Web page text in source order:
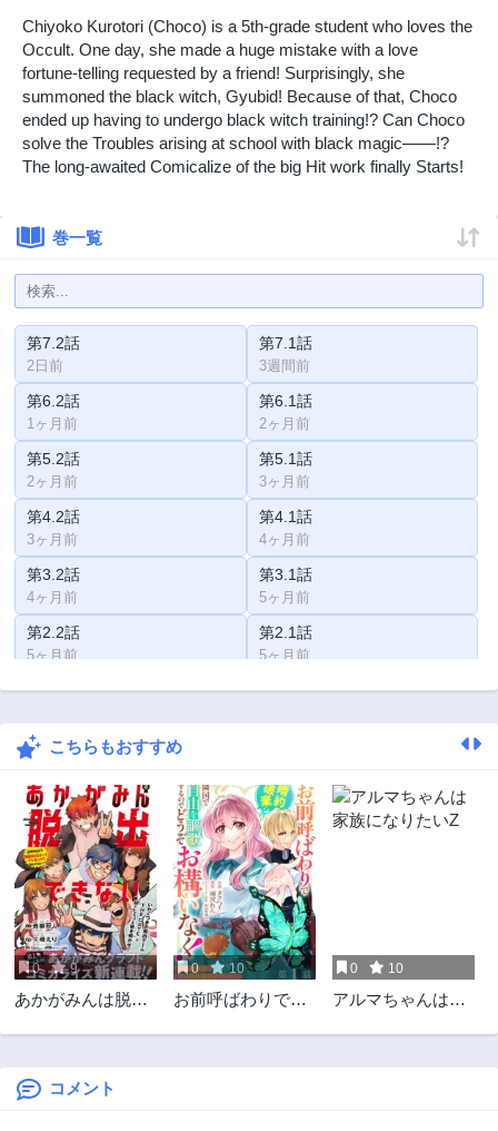
Chiyoko Kurotori (Choco) is a 5th-grade student who loves the
Occult. One day, she made a huge mistake with a love
fortune-telling requested by a friend! Surprisingly, she
summoned the black witch, Gyubid! Because of that, Choco
ended up having to undergo black witch training!? Can Choco
solve the Troubles arising at school with black magic――!?
The long-awaited Comicalize of the big Hit work finally Starts!
巻一覧
第7.2話
2日前
第7.1話
3週間前
第6.2話
1ヶ月前
第6.1話
2ヶ月前
第5.2話
2ヶ月前
第5.1話
3ヶ月前
第4.2話
3ヶ月前
第4.1話
4ヶ月前
第3.2話
4ヶ月前
第3.1話
5ヶ月前
第2.2話
5ヶ月前
第2.1話
5ヶ月前
第1話
こちらもおすすめ
0 9
あかがみんは脱出
0 10
お前呼ばわりで婚
どうぞお構いな
0 10
アルマちゃんは家
コメント